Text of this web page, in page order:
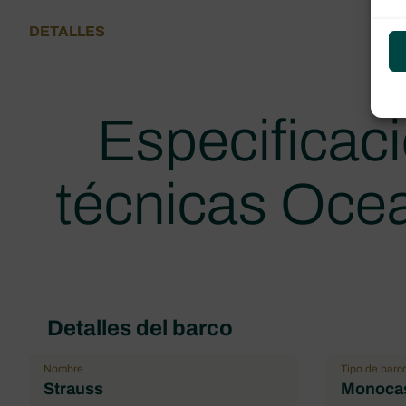
DETALLES
técnicas
Detalles del barco
Nombre
Strauss
Tipo de